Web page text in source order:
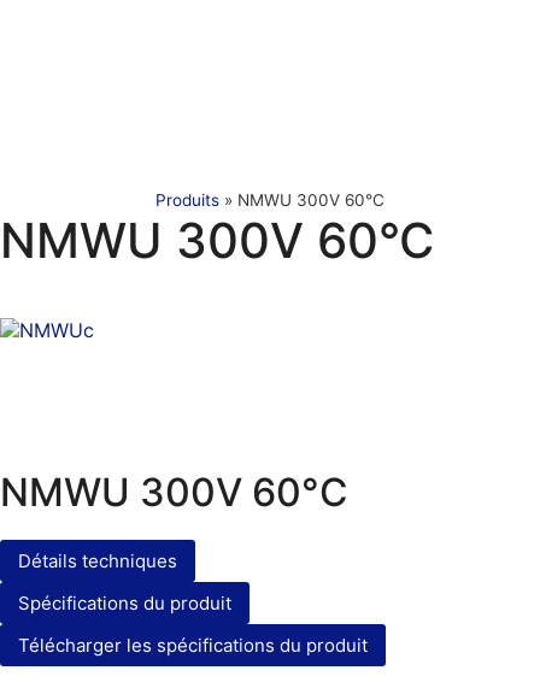
Produits » NMWU 300V 60°C
NMWU 300V 60°C
NMWU 300V 60°C
Détails techniques
Spécifications du produit
Télécharger les spécifications du produit